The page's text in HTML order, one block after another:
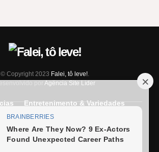
© Copyright 2023 Falei, tô leve!.
por Agência Site Líder
Entretenimento & Variedades
Últimas Notícias
Fale Conosco Termos e condições